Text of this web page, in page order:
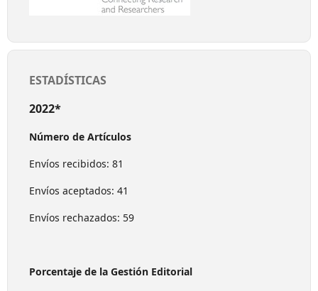
ESTADÍSTICAS
2022*
Número de Artículos
Envíos recibidos: 81
Envíos aceptados: 41
Envíos rechazados: 59
Porcentaje de la Gestión Editorial